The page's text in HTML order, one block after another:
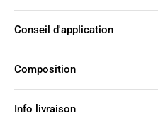
Conseil d'application
Composition
Info livraison